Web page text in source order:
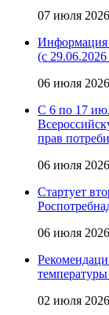
07 июля 2026
Информация
(с
06 июля 2026
С 6 по 17
прав
06 июля 2026
Стартует
06 июля 2026
температуры
02 июля 2026